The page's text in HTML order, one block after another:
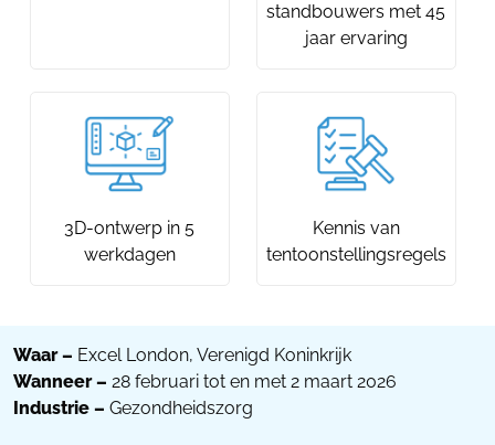
standbouwers met 45
jaar ervaring
3D-ontwerp in 5
werkdagen
Kennis van
tentoonstellingsregels
Waar – Excel London, Verenigd Koninkrijk
Wanneer – 28 februari tot en met 2 maart 2026
Industrie – Gezondheidszorg